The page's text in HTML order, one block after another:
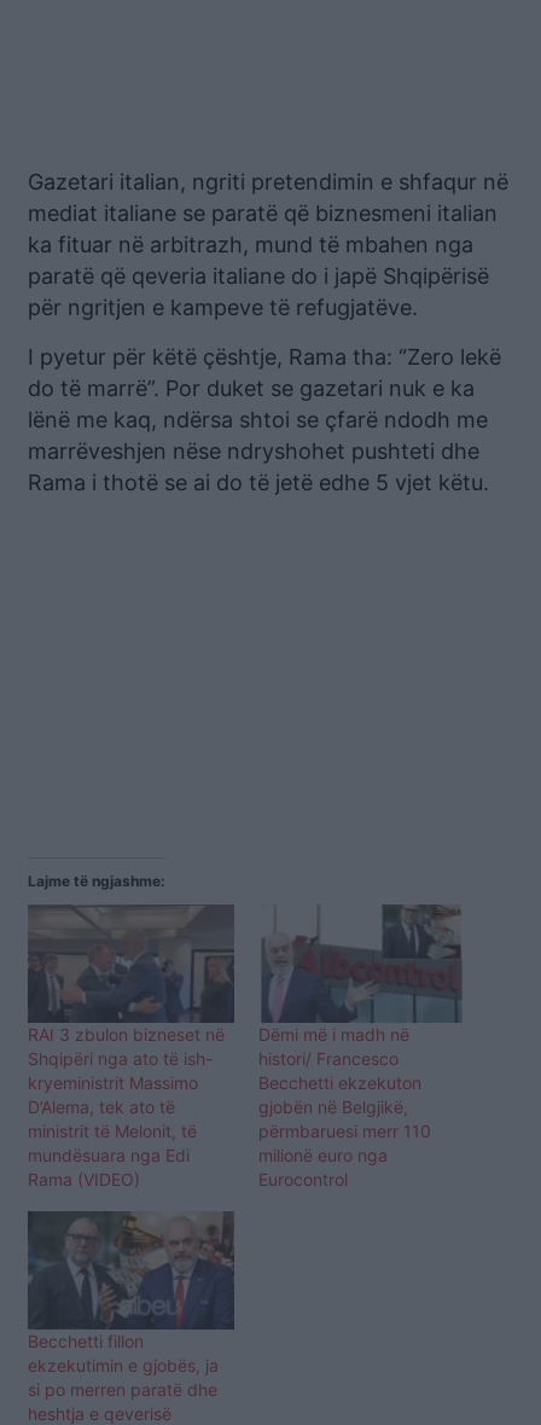
Gazetari italian, ngriti pretendimin e shfaqur në
mediat italiane se paratë që biznesmeni italian
ka fituar në arbitrazh, mund të mbahen nga
paratë që qeveria italiane do i japë Shqipërisë
për ngritjen e kampeve të refugjatëve.
I pyetur për këtë çështje, Rama tha: “Zero lekë
do të marrë”. Por duket se gazetari nuk e ka
lënë me kaq, ndërsa shtoi se çfarë ndodh me
marrëveshjen nëse ndryshohet pushteti dhe
Rama i thotë se ai do të jetë edhe 5 vjet këtu.
Lajme të ngjashme:
RAI 3 zbulon bizneset në
Shqipëri nga ato të ish-
kryeministrit Massimo
D’Alema, tek ato të
ministrit të Melonit, të
mundësuara nga Edi
Rama (VIDEO)
Dëmi më i madh në
histori/ Francesco
Becchetti ekzekuton
gjobën në Belgjikë,
përmbaruesi merr 110
milionë euro nga
Eurocontrol
Becchetti fillon
ekzekutimin e gjobës, ja
si po merren paratë dhe
heshtja e qeverisë